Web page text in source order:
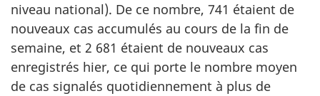
niveau national). De ce nombre, 741 étaient de
nouveaux cas accumulés au cours de la fin de
semaine, et 2 681 étaient de nouveaux cas
enregistrés hier, ce qui porte le nombre moyen
de cas signalés quotidiennement à plus de